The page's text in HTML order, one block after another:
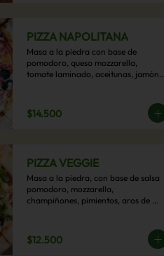
PIZZA NAPOLITANA
Masa a la piedra con base de
pomodoro, queso mozzarella,
tomate laminado, aceitunas, jamón
$14.500
PIZZA VEGGIE
Masa a la piedra, con base de salsa
pomodoro, mozzarella,
champiñones, pimientos, aros de
$12.500